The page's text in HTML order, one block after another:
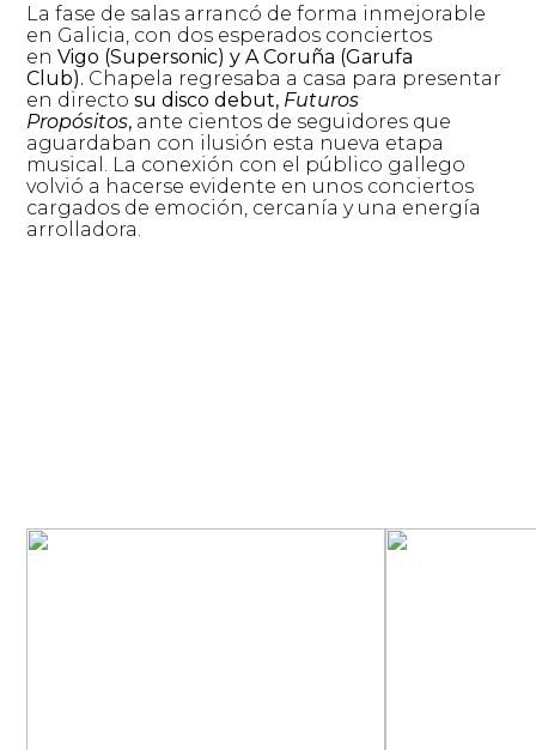
La fase de salas arrancó de forma inmejorable
en Galicia, con dos esperados conciertos
en Vigo (Supersonic) y A Coruña (Garufa
Club). Chapela regresaba a casa para presentar
en directosu disco debut, Futuros
Propósitos, ante cientos de seguidores que
aguardaban con ilusión esta nueva etapa
musical. La conexión con el público gallego
volvió a hacerse evidente en unos conciertos
cargados de emoción, cercanía y una energía
arrolladora.